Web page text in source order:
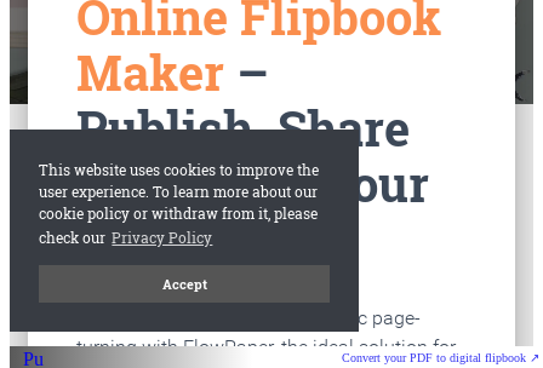
старые газеты
Convert your PDF to digital flipbook ↗